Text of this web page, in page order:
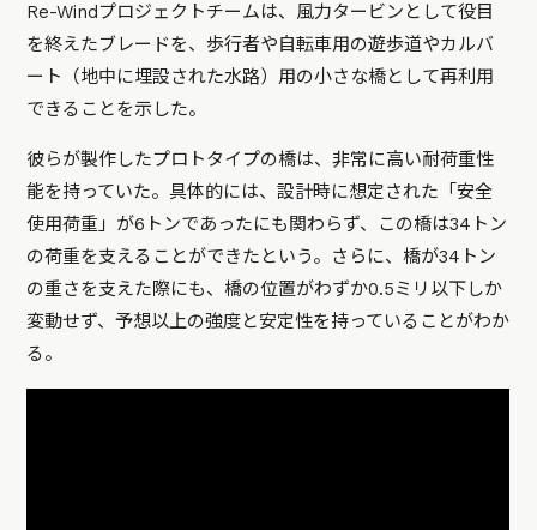
Re-Windプロジェクトチームは、風力タービンとして役目
を終えたブレードを、歩行者や自転車用の遊歩道やカルバ
ート（地中に埋設された水路）用の小さな橋として再利用
できることを示した。
彼らが製作したプロトタイプの橋は、非常に高い耐荷重性
能を持っていた。具体的には、設計時に想定された「安全
使用荷重」が6トンであったにも関わらず、この橋は34トン
の荷重を支えることができたという。さらに、橋が34トン
の重さを支えた際にも、橋の位置がわずか0.5ミリ以下しか
変動せず、予想以上の強度と安定性を持っていることがわか
る。